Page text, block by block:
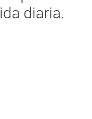
diaria.